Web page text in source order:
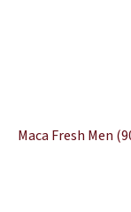
Maca Fresh Men